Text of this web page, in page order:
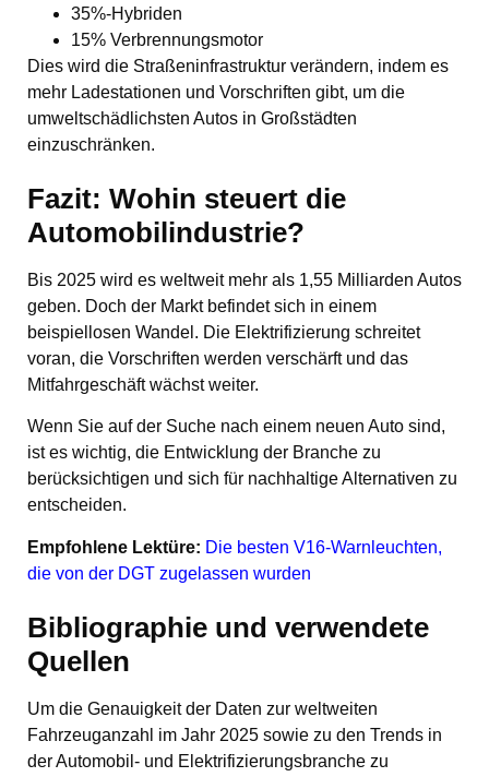
35%-Hybriden
15% Verbrennungsmotor
Dies wird die Straßeninfrastruktur verändern, indem es
mehr Ladestationen und Vorschriften gibt, um die
umweltschädlichsten Autos in Großstädten
einzuschränken.
Fazit: Wohin steuert die
Automobilindustrie?
Bis 2025 wird es weltweit mehr als 1,55 Milliarden Autos
geben. Doch der Markt befindet sich in einem
beispiellosen Wandel. Die Elektrifizierung schreitet
voran, die Vorschriften werden verschärft und das
Mitfahrgeschäft wächst weiter.
Wenn Sie auf der Suche nach einem neuen Auto sind,
ist es wichtig, die Entwicklung der Branche zu
berücksichtigen und sich für nachhaltige Alternativen zu
entscheiden.
Empfohlene Lektüre: Die besten V16-Warnleuchten,
die von der DGT zugelassen wurden
Bibliographie und verwendete
Quellen
Um die Genauigkeit der Daten zur weltweiten
Fahrzeuganzahl im Jahr 2025 sowie zu den Trends in
der Automobil- und Elektrifizierungsbranche zu